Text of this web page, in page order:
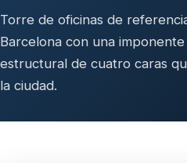
Torre de oficinas de
Barcelona con una
estructural de cuatro caras
la ciudad.